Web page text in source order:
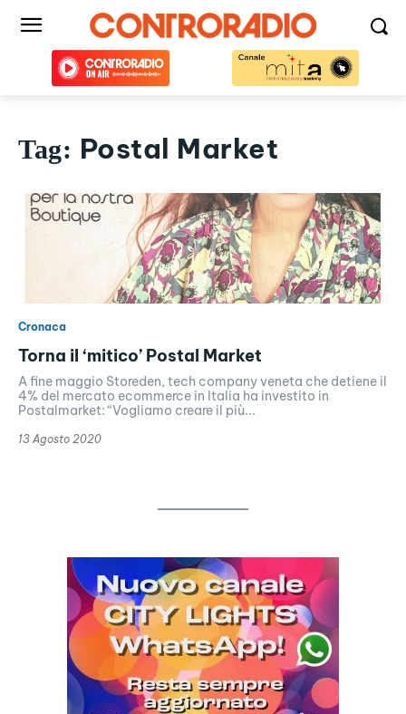
Tag: Postal Market
Cronaca
Torna il ‘mitico’ Postal Market
A fine maggio Storeden, tech company veneta che detiene il
4% del mercato ecommerce in Italia ha investito in
Postalmarket: “Vogliamo creare il più...
13 Agosto 2020